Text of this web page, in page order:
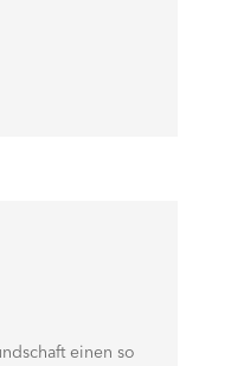
einen so